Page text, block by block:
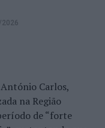
para
efetiva. O
crime de
HUMBERTO DELGADO
Carlos,
na Região
de “forte